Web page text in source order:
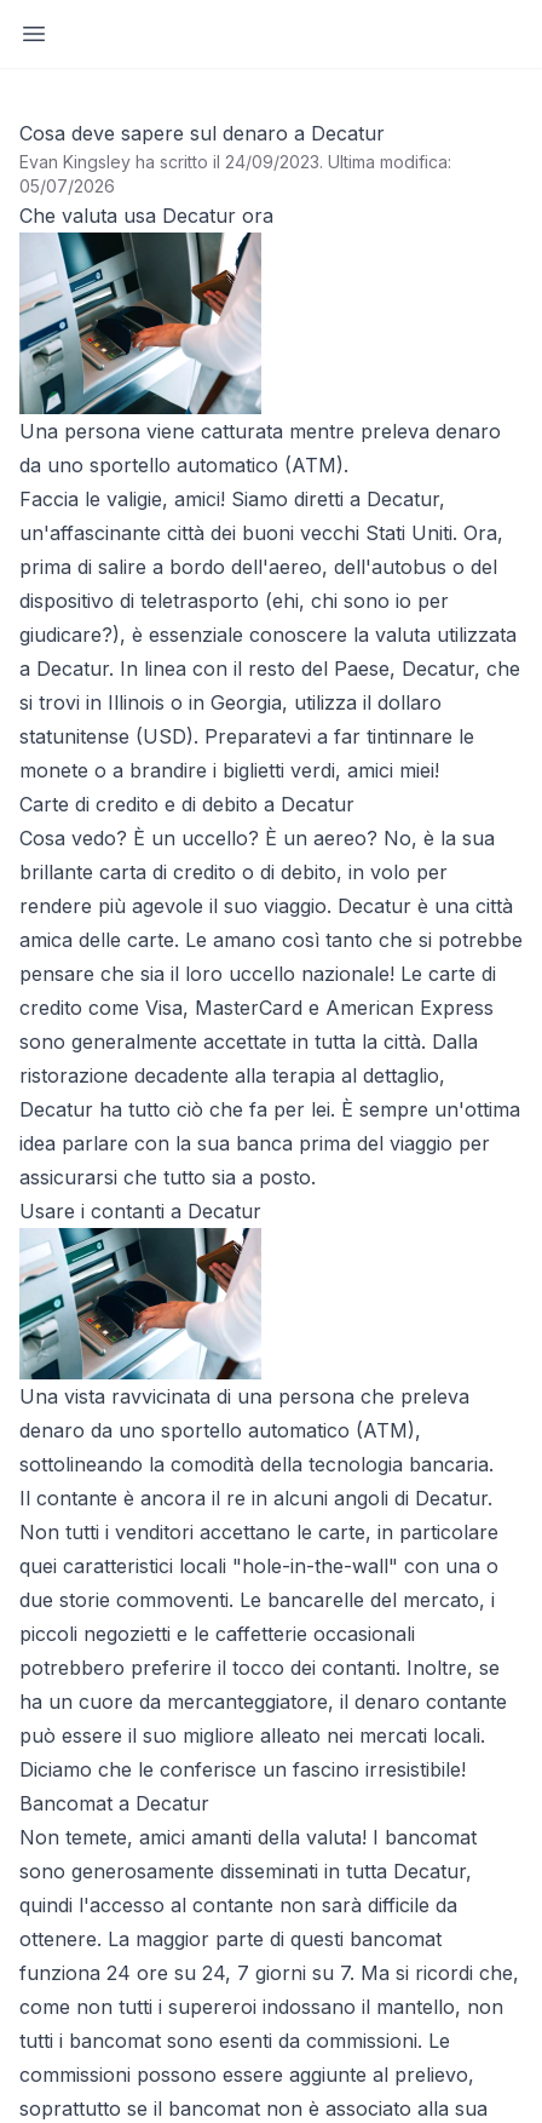
Apri barra laterale
Cosa deve sapere sul denaro a Decatur
Evan Kingsley ha scritto il 24/09/2023. Ultima modifica:
05/07/2026
Che valuta usa Decatur ora
Una persona viene catturata mentre preleva denaro
da uno sportello automatico (ATM).
Faccia le valigie, amici! Siamo diretti a Decatur,
un'affascinante città dei buoni vecchi Stati Uniti. Ora,
prima di salire a bordo dell'aereo, dell'autobus o del
dispositivo di teletrasporto (ehi, chi sono io per
giudicare?), è essenziale conoscere la valuta utilizzata
a Decatur. In linea con il resto del Paese, Decatur, che
si trovi in Illinois o in Georgia, utilizza il dollaro
statunitense (USD). Preparatevi a far tintinnare le
monete o a brandire i biglietti verdi, amici miei!
Carte di credito e di debito a Decatur
Cosa vedo? È un uccello? È un aereo? No, è la sua
brillante carta di credito o di debito, in volo per
rendere più agevole il suo viaggio. Decatur è una città
amica delle carte. Le amano così tanto che si potrebbe
pensare che sia il loro uccello nazionale! Le carte di
credito come Visa, MasterCard e American Express
sono generalmente accettate in tutta la città. Dalla
ristorazione decadente alla terapia al dettaglio,
Decatur ha tutto ciò che fa per lei. È sempre un'ottima
idea parlare con la sua banca prima del viaggio per
assicurarsi che tutto sia a posto.
Usare i contanti a Decatur
Una vista ravvicinata di una persona che preleva
denaro da uno sportello automatico (ATM),
sottolineando la comodità della tecnologia bancaria.
Il contante è ancora il re in alcuni angoli di Decatur.
Non tutti i venditori accettano le carte, in particolare
quei caratteristici locali "hole-in-the-wall" con una o
due storie commoventi. Le bancarelle del mercato, i
piccoli negozietti e le caffetterie occasionali
potrebbero preferire il tocco dei contanti. Inoltre, se
ha un cuore da mercanteggiatore, il denaro contante
può essere il suo migliore alleato nei mercati locali.
Diciamo che le conferisce un fascino irresistibile!
Bancomat a Decatur
Non temete, amici amanti della valuta! I bancomat
sono generosamente disseminati in tutta Decatur,
quindi l'accesso al contante non sarà difficile da
ottenere. La maggior parte di questi bancomat
funziona 24 ore su 24, 7 giorni su 7. Ma si ricordi che,
come non tutti i supereroi indossano il mantello, non
tutti i bancomat sono esenti da commissioni. Le
commissioni possono essere aggiunte al prelievo,
soprattutto se il bancomat non è associato alla sua